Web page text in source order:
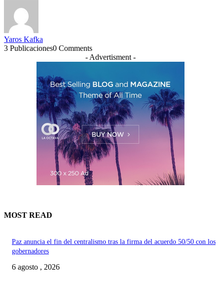
Yaros Kafka
3 Publicaciones0 Comments
- Advertisment -
MOST READ
Paz anuncia el fin del centralismo tras la firma del acuerdo 50/50 con los
gobernadores
6 agosto , 2026